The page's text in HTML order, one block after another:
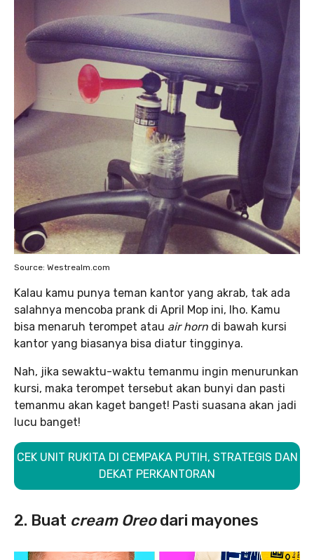
Source: Westrealm.com
Kalau kamu punya teman kantor yang akrab, tak ada
salahnya mencoba prank di April Mop ini, lho. Kamu
bisa menaruh terompet atau air horn di bawah kursi
kantor yang biasanya bisa diatur tingginya.
Nah, jika sewaktu-waktu temanmu ingin menurunkan
kursi, maka terompet tersebut akan bunyi dan pasti
temanmu akan kaget banget! Pasti suasana akan jadi
lucu banget!
CEK UNIT RUKITA DI CEMPAKA PUTIH, STRATEGIS DAN
DEKAT PERKANTORAN
2. Buat cream Oreodari mayones